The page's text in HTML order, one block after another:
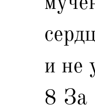
и не
8 За